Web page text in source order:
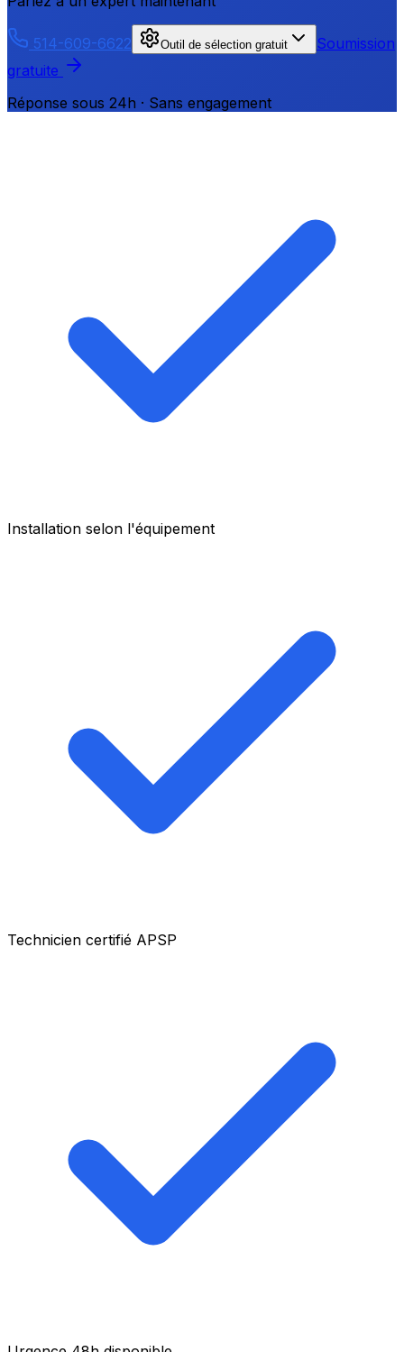
514-609-6622 Outil de sélection gratuit
Soumission
gratuite
Réponse sous 24h · Sans engagement
Installation selon l'équipement
Technicien certifié APSP